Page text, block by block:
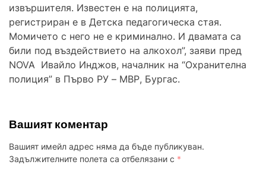
извършителя. Известен е на полицията,
регистриран е в Детска педагогическа стая.
Момичето с него не е криминално. И двамата са
били под въздействието на алкохол”, заяви пред
NOVA Ивайло Инджов, началник на “Охранителна
полиция” в Първо РУ – МВР, Бургас.
Вашият коментар
Вашият имейл адрес няма да бъде публикуван.
Задължителните полета са отбелязани с *